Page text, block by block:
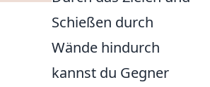
Schießen durch
Wände hindurch
kannst du Gegner